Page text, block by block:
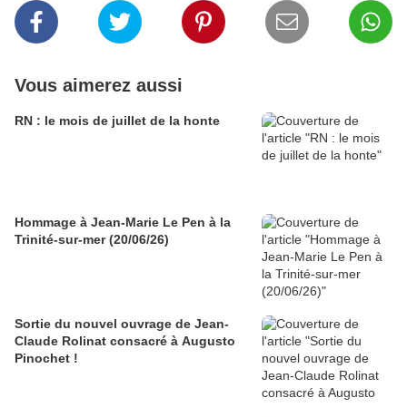
Vous aimerez aussi
RN : le mois de juillet de la honte
Hommage à Jean-Marie Le Pen à la
Trinité-sur-mer (20/06/26)
Sortie du nouvel ouvrage de Jean-
Claude Rolinat consacré à Augusto
Pinochet !